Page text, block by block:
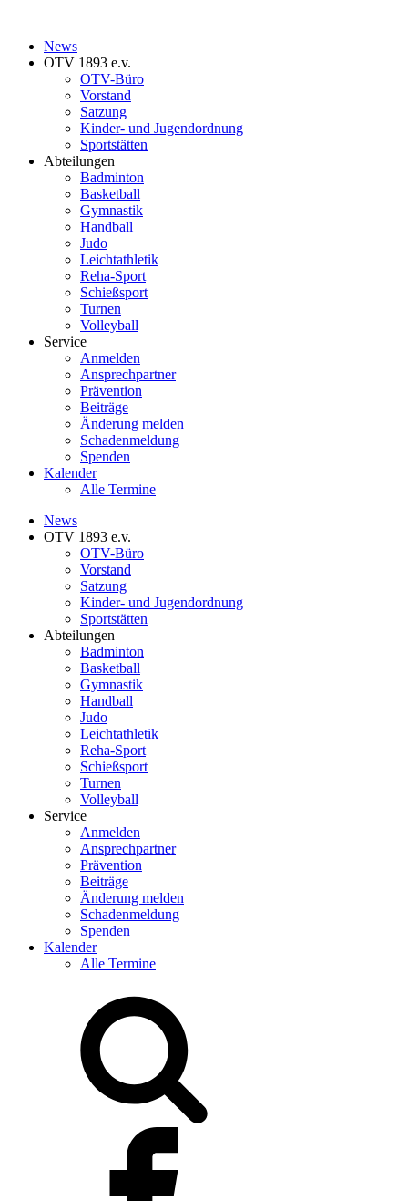
News
OTV 1893 e.v.
OTV-Büro
Vorstand
Satzung
Kinder- und Jugendordnung
Sportstätten
Abteilungen
Badminton
Basketball
Gymnastik
Handball
Judo
Leichtathletik
Reha-Sport
Schießsport
Turnen
Volleyball
Service
Anmelden
Ansprechpartner
Prävention
Beiträge
Änderung melden
Schadenmeldung
Spenden
Kalender
Alle Termine
News
OTV 1893 e.v.
OTV-Büro
Vorstand
Satzung
Kinder- und Jugendordnung
Sportstätten
Abteilungen
Badminton
Basketball
Gymnastik
Handball
Judo
Leichtathletik
Reha-Sport
Schießsport
Turnen
Volleyball
Service
Anmelden
Ansprechpartner
Prävention
Beiträge
Änderung melden
Schadenmeldung
Spenden
Kalender
Alle Termine